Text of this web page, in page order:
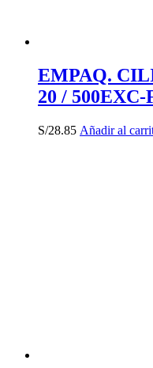
EMPAQ.
20 / 500EXC-
S/28.85 Añadir al